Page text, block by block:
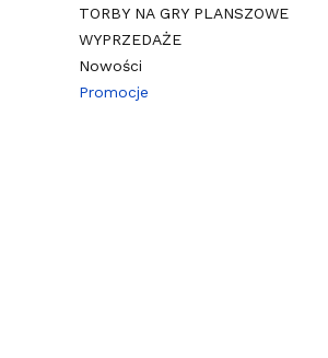
TORBY NA GRY PLANSZOWE
WYPRZEDAŻE
Nowości
Promocje